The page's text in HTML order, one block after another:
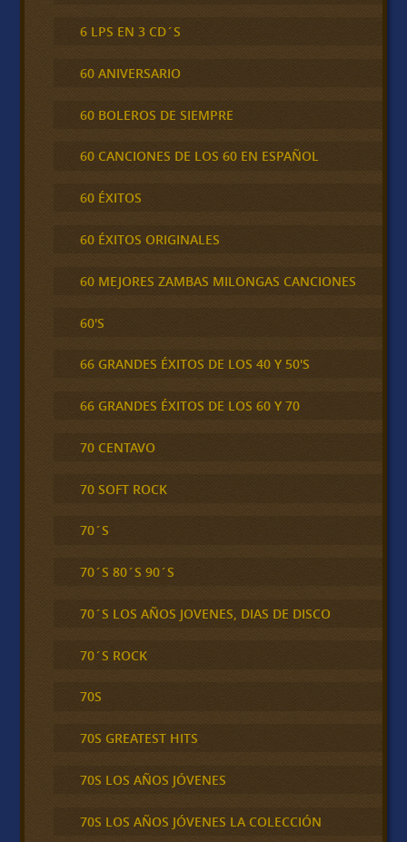
6 LPS EN 3 CD´S
60 ANIVERSARIO
60 BOLEROS DE SIEMPRE
60 CANCIONES DE LOS 60 EN ESPAÑOL
60 ÉXITOS
60 ÉXITOS ORIGINALES
60 MEJORES ZAMBAS MILONGAS CANCIONES
60'S
66 GRANDES ÉXITOS DE LOS 40 Y 50'S
66 GRANDES ÉXITOS DE LOS 60 Y 70
70 CENTAVO
70 SOFT ROCK
70´S
70´S 80´S 90´S
70´S LOS AÑOS JOVENES, DIAS DE DISCO
70´S ROCK
70S
70S GREATEST HITS
70S LOS AÑOS JÓVENES
70S LOS AÑOS JÓVENES LA COLECCIÓN